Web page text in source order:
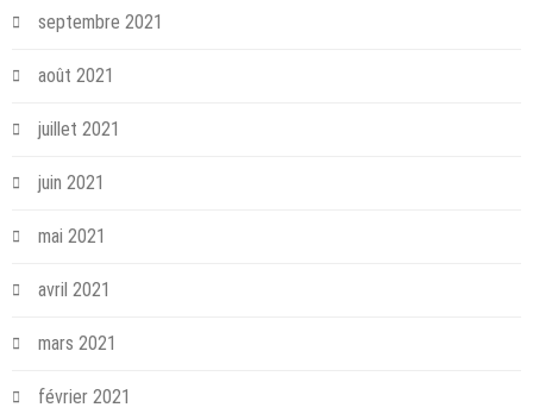
septembre 2021
août 2021
juillet 2021
juin 2021
mai 2021
avril 2021
mars 2021
février 2021